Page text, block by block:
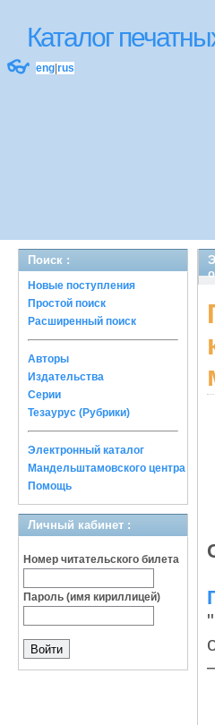
Каталог
👓 eng rus
Поиск :
Новые поступления
Простой поиск
Расширенный поиск
Авторы
Издательства
Серии
Тезаурус (Рубрики)
Электронный каталог
Мандельштамовского центра
Помощь
Личный кабинет :
Номер читательского билета
Пароль (имя кириллицей)